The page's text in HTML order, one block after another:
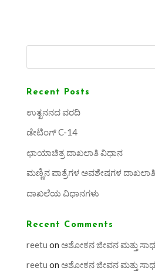
Recent Posts
ಉತ್ಖನನದ ವರದಿ
ಡೇಟಿಂಗ್ C-14
ಛಾಯಾಚಿತ್ರ ದಾಖಲಾತಿ ವಿಧಾನ
ಮಣ್ಣಿನ ಪಾತ್ರೆಗಳ ಅವಶೇಷಗಳ
ದಾಖಲೆಯ ವಿಧಾನಗಳು
Recent Comments
reetu on ಅಶೋಕನ ಜೀವನ ಮತ್ತು
reetu on ಅಶೋಕನ ಜೀವನ ಮತ್ತು